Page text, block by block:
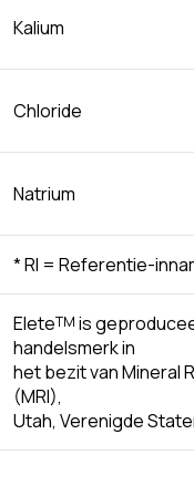
Kalium
Chloride
Natrium
* RI = Referentie-
EleteTM is
handelsmerk in
het bezit van Mineral
(MRI),
Utah, Verenigde